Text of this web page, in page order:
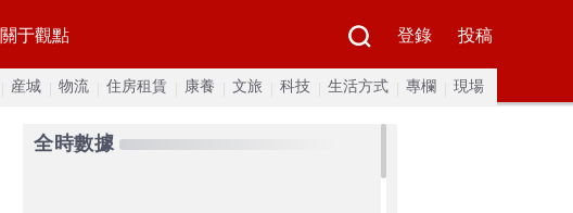
關于觀點 登錄 投稿
産城 物流 住房租賃 康養 文旅 科技 生活方式 專欄 現場
全時數據